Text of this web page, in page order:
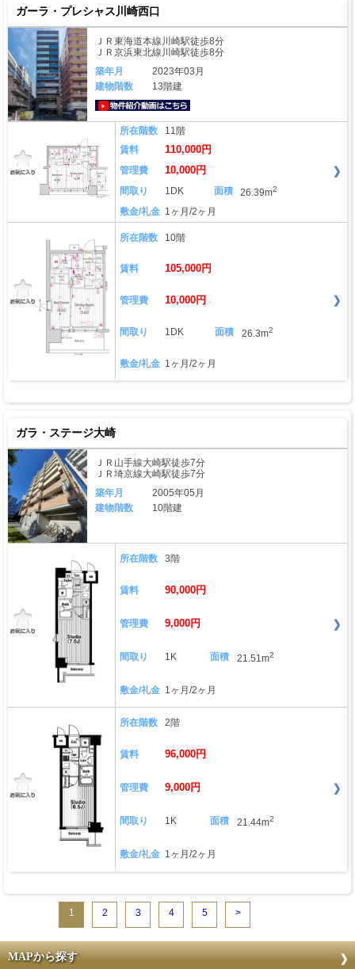
ガーラ・プレシャス川崎西口
ＪＲ東海道本線川崎駅徒歩8分
ＪＲ京浜東北線川崎駅徒歩8分
築年月
2023年03月
建物階数
13階建
所在階数
11階
賃料
110,000円
管理費 10,000円
間取り 1DK 面積 26.39m2
敷金/礼金 1ヶ月/2ヶ月
所在階数 10階
賃料 105,000円
管理費 10,000円
間取り 1DK 面積 26.3m2
敷金/礼金 1ヶ月/2ヶ月
ガラ・ステージ大崎
ＪＲ山手線大崎駅徒歩7分
ＪＲ埼京線大崎駅徒歩7分
築年月
2005年05月
建物階数
10階建
所在階数 3階
賃料 90,000円
管理費 9,000円
間取り 1K 面積 21.51m2
敷金/礼金 1ヶ月/2ヶ月
所在階数 2階
賃料 96,000円
管理費 9,000円
間取り 1K 面積 21.44m2
敷金/礼金 1ヶ月/2ヶ月
1 2 3 4 5 >
MAPから探す